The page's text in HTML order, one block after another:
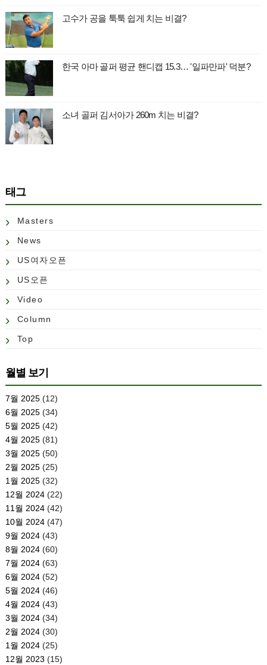
고수가 공을 툭툭 쉽게 치는 비결?
한국 아마 골퍼 평균 핸디캡 15.3… '일파만파' 덕분?
소녀 골퍼 김서아가 260m 치는 비결?
태그
Masters
News
US여자오픈
US오픈
Video
Column
Top
월별 보기
7월 2025(12)
6월 2025(34)
5월 2025(42)
4월 2025(81)
3월 2025(50)
2월 2025(25)
1월 2025(32)
12월 2024(22)
11월 2024(42)
10월 2024(47)
9월 2024(43)
8월 2024(60)
7월 2024(63)
6월 2024(52)
5월 2024(46)
4월 2024(43)
3월 2024(34)
2월 2024(30)
1월 2024(25)
12월 2023 (15)